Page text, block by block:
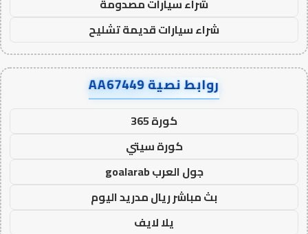
شراء سيارات مصدومة
شراء سيارات قديمة تشليح
روابط نصية AA67449
كورة 365
كورة سيتي
جول العرب goalarab
بث مباشر ريال مدريد اليوم
يلا لايف